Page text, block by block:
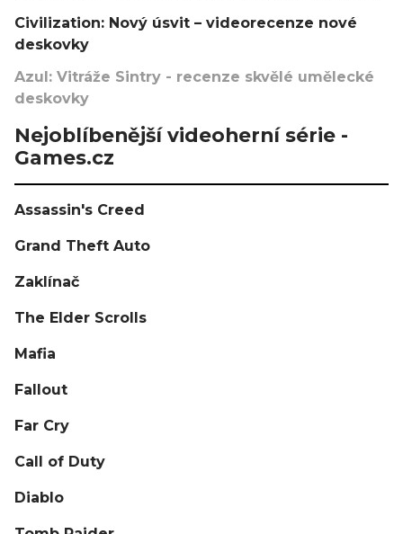
Civilization: Nový úsvit – videorecenze nové
deskovky
Azul: Vitráže Sintry - recenze skvělé umělecké
deskovky
Nejoblíbenější videoherní série -
Games.cz
Assassin's Creed
Grand Theft Auto
Zaklínač
The Elder Scrolls
Mafia
Fallout
Far Cry
Call of Duty
Diablo